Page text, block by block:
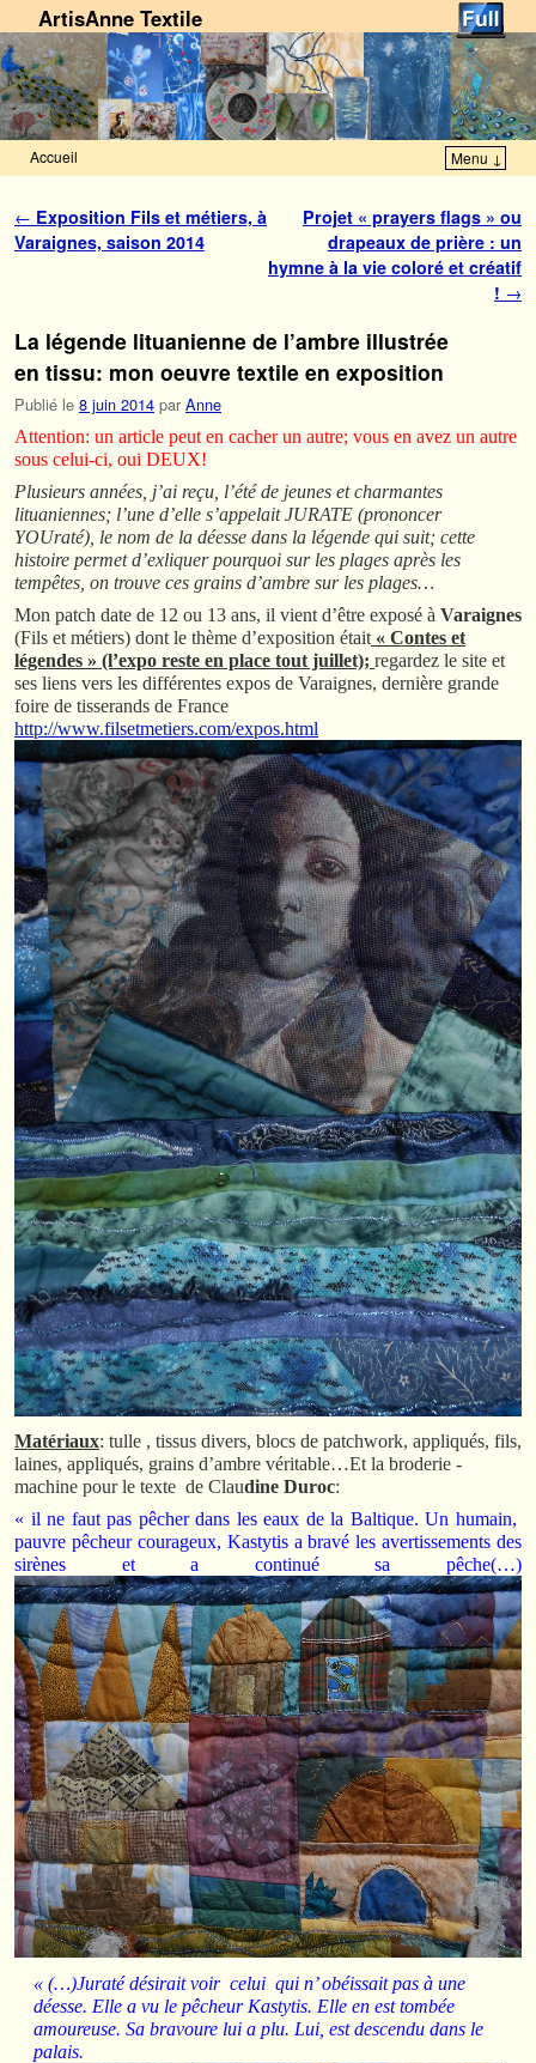
ArtisAnne Textile
Accueil Menu ↓
Navigation des articles
← Exposition Fils et métiers, à
Varaignes, saison 2014
Projet « prayers flags » ou
drapeaux de prière : un
hymne à la vie coloré et créatif
! →
La légende lituanienne de l’ambre illustrée
en tissu: mon oeuvre textile en exposition
Publié le 8 juin 2014 par Anne
Attention: un article peut en cacher un autre; vous en avez un autre
sous celui-ci, oui DEUX!
Plusieurs années, j’ai reçu, l’été de jeunes et charmantes
lituaniennes; l’une d’elle s’appelait JURATE (prononcer
YOUraté), le nom de la déesse dans la légende qui suit; cette
histoire permet d’exliquer pourquoi sur les plages après les
tempêtes, on trouve ces grains d’ambre sur les plages…
Mon patch date de 12 ou 13 ans, il vient d’être exposé à Varaignes
(Fils et métiers) dont le thème d’exposition était « Contes et
légendes » (l’expo reste en place tout juillet); regardez le site et
ses liens vers les différentes expos de Varaignes, dernière grande
foire de tisserands de France
http://www.filsetmetiers.com/expos.html
Matériaux: tulle , tissus divers, blocs de patchwork, appliqués, fils,
laines, appliqués, grains d’ambre véritable…Et la broderie -
machine pour le texte de Claudine Duroc:
« il ne faut pas pêcher dans les eaux de la Baltique. Un humain,
pauvre pêcheur courageux, Kastytis a bravé les avertissements des
sirènes et a continué sa pêche(…)
« (…)Juraté désirait voir celui qui n’ obéissait pas à une
déesse. Elle a vu le pêcheur Kastytis. Elle en est tombée
amoureuse. Sa bravoure lui a plu. Lui, est descendu dans le
palais.